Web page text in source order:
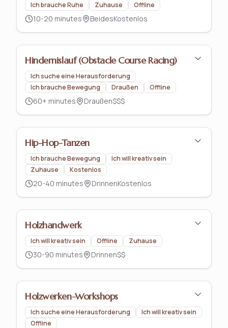
Ich brauche Ruhe Zuhause Offline
10-20 minutes BeidesKostenlos
Hindernislauf (Obstacle Course Racing)
Ich suche eine Herausforderung
Ich brauche Bewegung
Draußen Offline
60+ minutes Draußen$$$
Hip-Hop-Tanzen
Ich brauche Bewegung
Ich will kreativ sein
Zuhause
Kostenlos
20-40 minutes DrinnenKostenlos
Holzhandwerk
Ich will kreativ sein Offline Zuhause
30-90 minutes Drinnen$$
Holzwerken-Workshops
Ich suche eine Herausforderung
Ich will kreativ sein
Offline